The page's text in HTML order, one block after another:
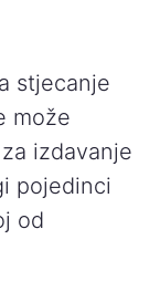
stjecanje
može
izdavanje
pojedinci
od